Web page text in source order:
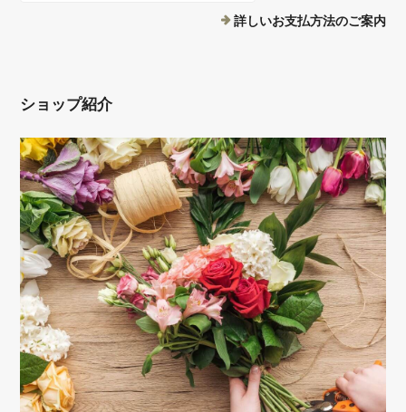
詳しいお支払方法のご案内
ショップ紹介